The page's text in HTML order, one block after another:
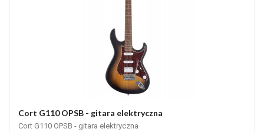
Cort G110 OPSB - gitara elektryczna
Cort G110 OPSB - gitara elektryczna